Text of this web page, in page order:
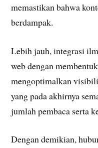
memastikan bahwa
berdampak.
Lebih jauh, integrasi
web dengan
mengoptimalkan
yang pada akhirnya
jumlah pembaca serta
Dengan demikian,